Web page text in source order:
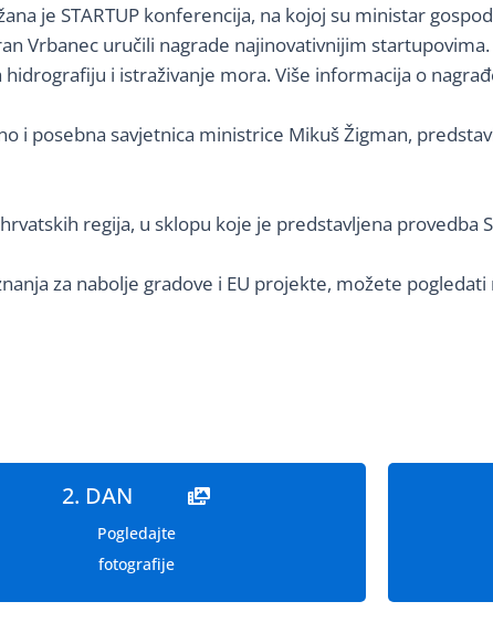
je STARTUP konferencija, na kojoj su ministar
Vrbanec uručili nagrade najinovativnijim
i istraživanje mora. Više informacija o
i posebna savjetnica ministrice Mikuš Žigman,
regija, u sklopu koje je predstavljena provedba
za nabolje gradove i EU projekte, možete pogledati
2. DAN
Pogledajte
fotografije